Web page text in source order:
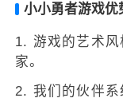
小小勇者游戏优
1. 游戏的艺术
家。
2. 我们的伙伴系